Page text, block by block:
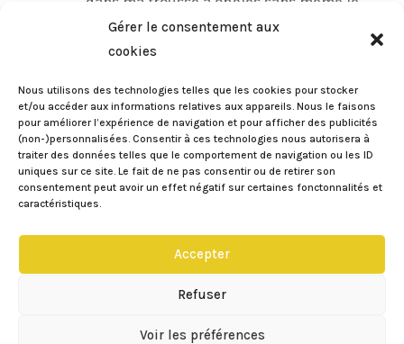
Gérer le consentement aux
cookies
Nous utilisons des technologies telles que les cookies pour stocker
et/ou accéder aux informations relatives aux appareils. Nous le faisons
pour améliorer l’expérience de navigation et pour afficher des publicités
(non-)personnalisées. Consentir à ces technologies nous autorisera à
traiter des données telles que le comportement de navigation ou les ID
uniques sur ce site. Le fait de ne pas consentir ou de retirer son
consentement peut avoir un effet négatif sur certaines fonctonnalités et
caractéristiques.
Accepter
Refuser
Voir les préférences
savoir. Si c’est pas la classe ça 😉
Gros bisous <3
Réponse
Eileen sur 05/03/2014 à 15:11
Trop marrant de savoir que tu étais
du rouge noir, c’est pour dire le bon
goût que tu as ! C’est inné chez toi la
Gros bisous !